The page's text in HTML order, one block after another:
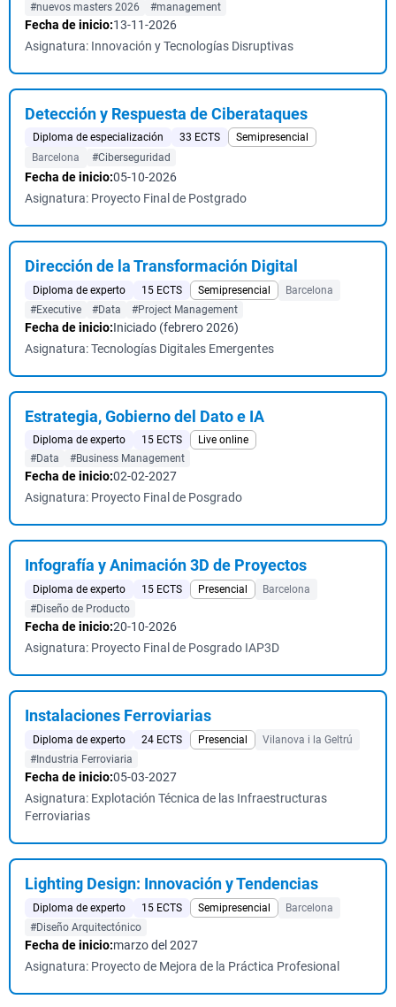
#nuevos masters 2026
#management
Fecha de inicio:13-11-2026
Asignatura: Innovación y Tecnologías Disruptivas
Detección y Respuesta de Ciberataques
Diploma de especialización 33 ECTS
Semipresencial
Barcelona
#Ciberseguridad
Fecha de inicio:05-10-2026
Asignatura: Proyecto Final de Postgrado
Dirección de la Transformación Digital
Diploma de experto 15 ECTS Semipresencial
Barcelona
#Executive
#Data #Project Management
Fecha de inicio:Iniciado (febrero 2026)
Asignatura: Tecnologías Digitales Emergentes
Estrategia, Gobierno del Dato e IA
Diploma de experto 15 ECTS
Live online
#Data
#Business Management
Fecha de inicio:02-02-2027
Asignatura: Proyecto Final de Posgrado
Infografía y Animación 3D de Proyectos
Diploma de experto 15 ECTS Presencial
Barcelona
#Diseño de Producto
Fecha de inicio:20-10-2026
Asignatura: Proyecto Final de Posgrado IAP3D
Instalaciones Ferroviarias
Diploma de experto 24 ECTS Presencial
Vilanova i la Geltrú
#Industria Ferroviaria
Fecha de inicio:05-03-2027
Asignatura: Explotación Técnica de las Infraestructuras
Ferroviarias
Lighting Design: Innovación y Tendencias
Diploma de experto 15 ECTS Semipresencial
Barcelona
#Diseño Arquitectónico
Fecha de inicio:marzo del 2027
Asignatura: Proyecto de Mejora de la Práctica Profesional